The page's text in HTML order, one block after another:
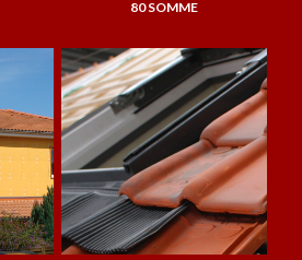
80 SOMME